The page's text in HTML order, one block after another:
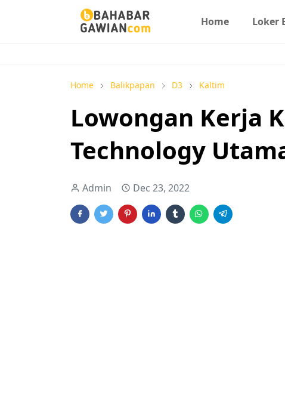
Home Loker
Home Balikpapan D3 Kaltim
Lowongan Kerja
Technology
Admin Dec 23, 2022